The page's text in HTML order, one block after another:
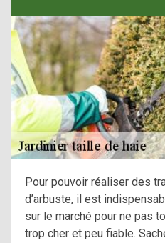
Pour pouvoir réaliser des
d’arbuste, il est
sur le marché pour ne pas
trop cher et peu fiable.